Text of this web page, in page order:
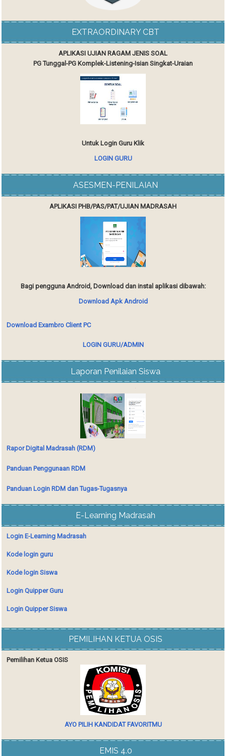
EXTRAORDINARY CBT
APLIKASI UJIAN RAGAM JENIS SOAL
PG Tunggal-PG Komplek-Listening-Isian Singkat-Uraian
Untuk Login Guru Klik
LOGIN GURU
ASESMEN-PENILAIAN
APLIKASI PHB/PAS/PAT/UJIAN MADRASAH
Bagi pengguna Android, Download dan instal aplikasi dibawah:
Download Apk Android
Download Exambro Client PC
LOGIN GURU/ADMIN
Laporan Penilaian Siswa
Rapor Digital Madrasah (RDM)
Panduan Penggunaan RDM
Panduan Login RDM dan Tugas-Tugasnya
E-Learning Madrasah
Login E-Learning Madrasah
Kode login guru
Kode login Siswa
Login Quipper Guru
Login Quipper Siswa
PEMILIHAN KETUA OSIS
Pemilihan Ketua OSIS
AYO PILIH KANDIDAT FAVORITMU
EMIS 4.0